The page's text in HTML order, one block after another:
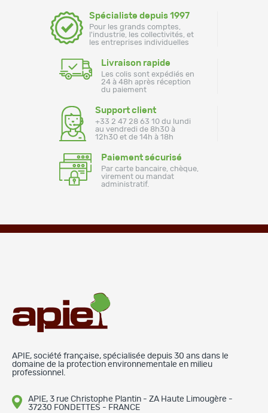
Spécialiste depuis 1997
Pour les grands comptes,
l'industrie, les collectivités, et
les entreprises individuelles
Livraison rapide
Les colis sont expédiés en
24 à 48h après réception
du paiement
Support client
+33 2 47 28 63 10 du lundi
au vendredi de 8h30 à
12h30 et de 14h à 18h
Paiement sécurisé
Par carte bancaire, chèque,
virement ou mandat
administratif.
APIE, société française, spécialisée depuis 30 ans dans le
domaine de la protection environnementale en milieu
professionnel.
APIE, 3 rue Christophe Plantin - ZA Haute Limougère -
37230 FONDETTES - FRANCE